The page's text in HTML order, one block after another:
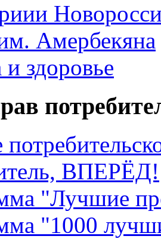
Амербекяна
и здоровье
ВПЕРЁД!
"Лучшие
"1000